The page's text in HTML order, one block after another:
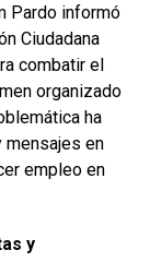
Pardo informó
Ciudadana
combatir el
organizado
ha
mensajes en
empleo en
y